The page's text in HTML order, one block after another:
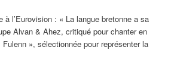
à l’Eurovision : « La langue bretonne a sa
Alvan & Ahez, critiqué pour chanter en
», sélectionnée pour représenter la